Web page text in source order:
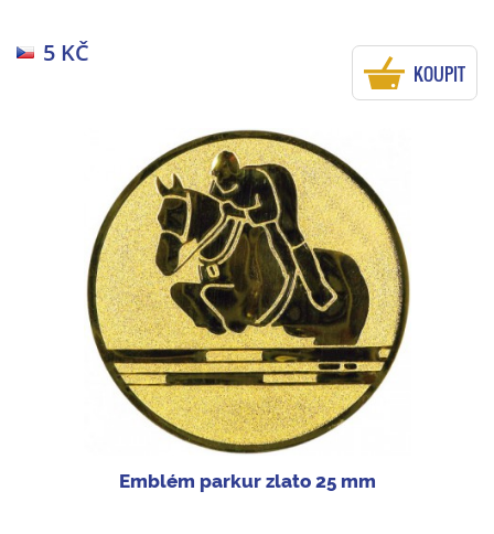
5 KČ
KOUPIT
Emblém parkur zlato 25 mm